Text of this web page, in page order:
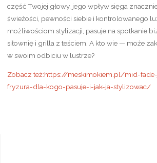
część Twojej głowy, jego wpływ sięga
świeżości, pewności siebie i kontrolowanego
możliwościom stylizacji, pasuje na spotkanie
siłownię i grilla z teściem. A kto wie — może
w swoim odbiciu w lustrze?
Zobacz też:https://meskimokiem.pl/mid-
fryzura-dla-kogo-pasuje-i-jak-ja-stylizowac/